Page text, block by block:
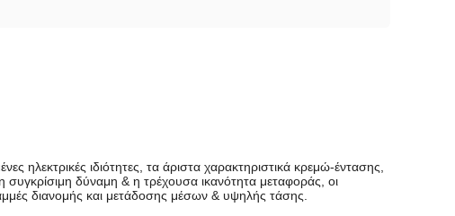
ηλεκτρικές ιδιότητες, τα άριστα χαρακτηριστικά κρεμώ-έντασης,
δύναμη & η τρέχουσα ικανότητα μεταφοράς, οι
διανομής και μετάδοσης μέσων & υψηλής τάσης.